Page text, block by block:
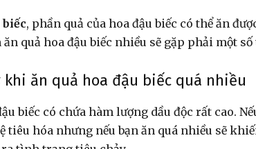
biếc, phần quả của hoa đậu biếc có thể ăn
ăn quả hoa đậu biếc nhiều sẽ gặp phải một
khi ăn quả hoa đậu biếc quá nhiều
biếc có chứa hàm lượng dầu độc rất cao.
tiêu hóa nhưng nếu bạn ăn quá nhiều sẽ